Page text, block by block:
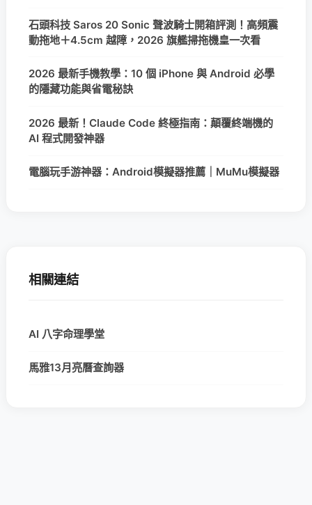
石頭科技 Saros 20 Sonic 聲波騎士開箱評測！高頻震
動拖地＋4.5cm 越障，2026 旗艦掃拖機皇一次看
2026 最新手機教學：10 個 iPhone 與 Android 必學
的隱藏功能與省電秘訣
2026 最新！Claude Code 終極指南：顛覆終端機的
AI 程式開發神器
電腦玩手游神器：Android模擬器推薦｜MuMu模擬器
相關連結
AI 八字命理學堂
馬雅13月亮曆查詢器